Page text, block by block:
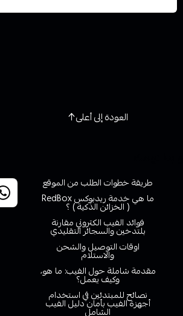
العودة إلى أعلى
طريقة خطوات الطلب من الموقع
ما هي خدمة ريدبوكس RedBox
( الخزائن الذكية ) ؟
فوائد الفيب الكتروني مقارنة
بلتدخين والسجائر التقليدي
اوقات التوصيل والشحن
والاستلام
مقدمة شاملة حول الفيب: ما هو،
وكيف يعمل؟
نصائح للمبتدئين في استخدام
أجهزة الفيب بأمان دليل الفيب
الشامل